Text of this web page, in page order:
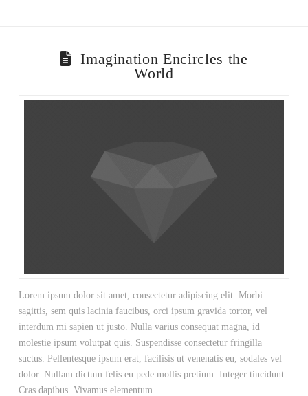
Imagination Encircles the
World
Lorem ipsum dolor sit amet, consectetur adipiscing elit. Morbi
sagittis, sem quis lacinia faucibus, orci ipsum gravida tortor, vel
interdum mi sapien ut justo. Nulla varius consequat magna, id
molestie ipsum volutpat quis. Suspendisse consectetur fringilla
suctus. Pellentesque ipsum erat, facilisis ut venenatis eu, sodales vel
dolor. Nullam dictum felis eu pede mollis pretium. Integer tincidunt.
Cras dapibus. Vivamus elementum …